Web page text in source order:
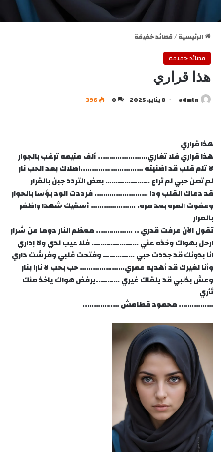
الرئيسية/قصائد خفيفة
قصائد خفيفة
هذا قراري
admln 8 يناير، 2025 0
396
هذا قراري
هذا قراري فلا تغاري………………….. ألف متيمه ترغب بالجوار
لا تلم قلب قد اضنيته ………………………..اصلاك بعد الحب نار
لم تصن حبي لم تراع ………………… بعض التردد جبن بالقرار
قد دعاك القلب ودا ……………………. فرددت الود بؤسا بالحوار
وعفوت المره بعد مره. ………………… أسقيك شهدا واظفر
بالمرار
تقول الآن عرفت قدري .. …………….. معظم النار دوما من شرار
ارحل بهواك وخذه عني …………………. فلا عيب لدي ولا إداري
انا بدونك قد جددت حبي …………… وفتحت قلبي وفرشت داري
وأنا لغيرك قد أهديه عمري………………… حب بحب لا نارا بنار
وعش بذنبي قد يلقاك غيري ………..يرفض هواك ياخذ منك
ثأري
……………. محمود قطامش ……………..